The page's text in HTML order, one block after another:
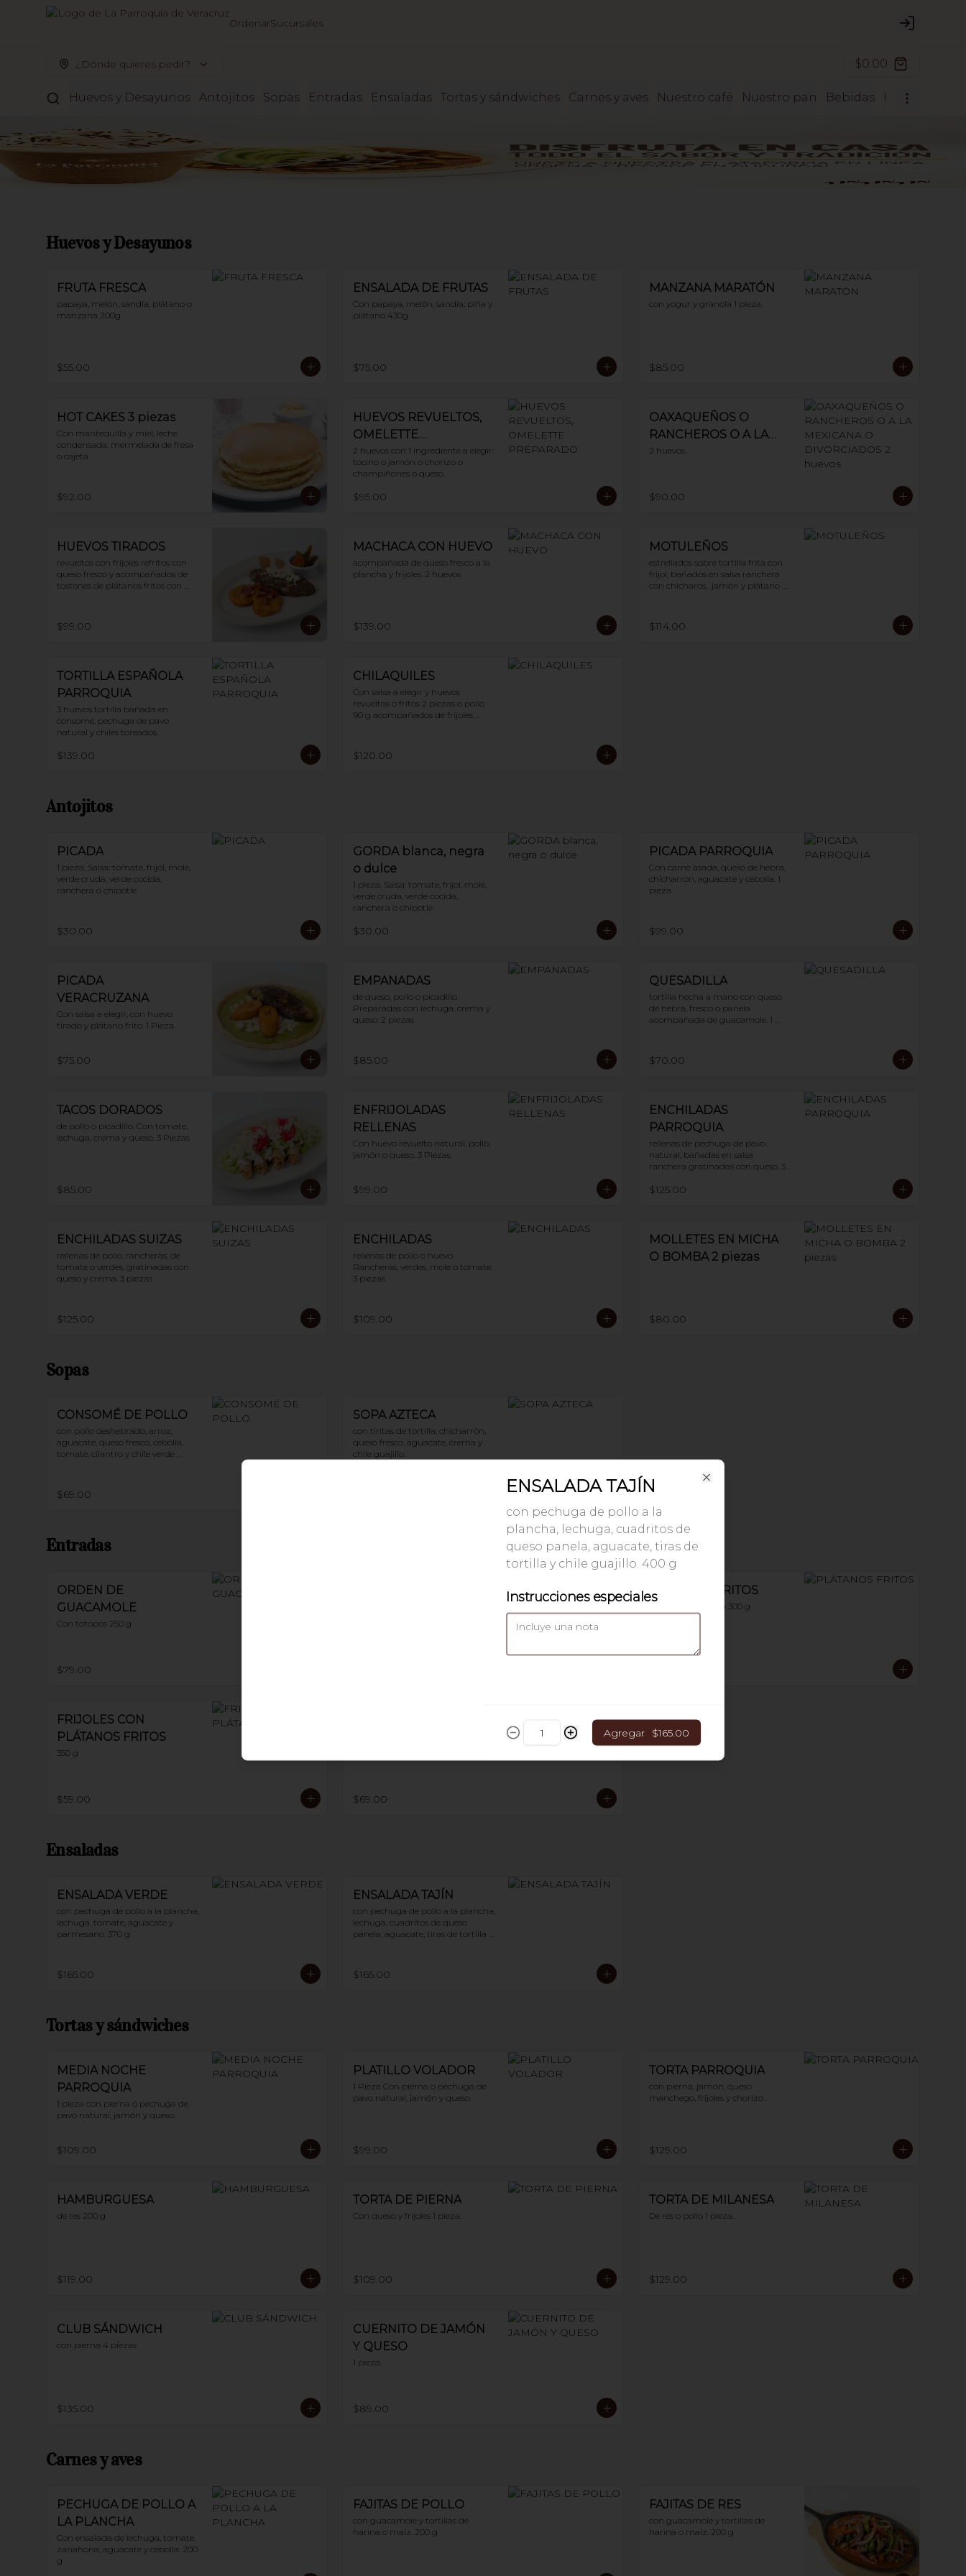
OrdenarSucursales Login
¿Dónde quieres pedir? $0.00
Huevos y Desayunos Antojitos Sopas Entradas Ensaladas Tortas y sándwiches Carnes y aves Nuestro café Nuestro pan Bebidas Postres
Huevos y Desayunos
FRUTA FRESCA
papaya, melón, sandía, plátano o
manzana 200g
$55.00
ENSALADA DE FRUTAS
Con papaya, melón, sandía, piña y
plátano 430g.
$75.00
MANZANA MARATÓN
con yogur y granola 1 pieza.
$85.00
HOT CAKES 3 piezas
Con mantequilla y miel, leche
condensada, mermelada de fresa
o cajeta
$92.00
HUEVOS REVUELTOS,
OMELETTE
PREPARADO
2 huevos con 1 ingrediente a elegir:
tocino o jamón o chorizo o
champiñones o queso.
$95.00
OAXAQUEÑOS O
RANCHEROS O A LA
MEXICANA O
2 huevos.
$90.00
HUEVOS TIRADOS
revueltos con frijoles refritos con
queso fresco y acompañados de
tostones de plátanos fritos con
$99.00
MACHACA CON HUEVO
acompañada de queso fresco a la
plancha y frijoles. 2 huevos
$139.00
MOTULEÑOS
estrellados sobre tortilla frita con
frijol, bañados en salsa ranchera
con chícharos,  jamón y plátano
$114.00
TORTILLA ESPAÑOLA
PARROQUIA
3 huevos tortilla bañada en
consomé, pechuga de pavo
natural y chiles toreados.
$139.00
CHILAQUILES
Con salsa a elegir y huevos
revueltos o fritos 2 piezas o pollo
90 g acompañados de frijoles
$120.00
Antojitos
PICADA
1 pieza. Salsa: tomate, frijol, mole,
verde cruda, verde cocida,
ranchera o chipotle
$30.00
GORDA blanca, negra
o dulce
1 pieza. Salsa: tomate, frijol, mole,
verde cruda, verde cocida,
ranchera o chipotle
$30.00
PICADA PARROQUIA
Con carne asada, queso de hebra,
chicharrón, aguacate y cebolla. 1
pieza
$99.00
PICADA
VERACRUZANA
Con salsa a elegir, con huevo
tirado y plátano frito. 1 Pieza.
$75.00
EMPANADAS
de queso, pollo o picadillo.
Preparadas con lechuga, crema y
queso. 2 piezas
$85.00
QUESADILLA
tortilla hecha a mano con queso
de hebra, fresco o panela
acompañada de guacamole. 1
$70.00
TACOS DORADOS
de pollo o picadillo. Con tomate,
lechuga, crema y queso. 3 Piezas
$85.00
ENFRIJOLADAS
RELLENAS
Con huevo revuelto natural, pollo,
jamón o queso. 3 Piezas
$99.00
ENCHILADAS
PARROQUIA
rellenas de pechuga de pavo
natural, bañadas en salsa
ranchera gratinadas con queso. 3
$125.00
ENCHILADAS SUIZAS
rellenas de pollo, rancheras, de
tomate o verdes, gratinadas con
queso y crema. 3 piezas
$125.00
ENCHILADAS
rellenas de pollo o huevo.
Rancheras, verdes, mole o tomate.
3 piezas
$109.00
MOLLETES EN MICHA
O BOMBA 2 piezas
$80.00
Sopas
CONSOMÉ DE POLLO
con pollo deshebrado, arroz,
aguacate, queso fresco, cebolla,
tomate, cilantro y chile verde
$69.00
SOPA AZTECA
con tiritas de tortilla, chicharrón,
queso fresco, aguacate, crema y
chile guajillo.
Entradas
ORDEN DE
GUACAMOLE
Con totopos 250 g
$79.00
PLÁTANOS FRITOS
con crema y queso 300 g
FRIJOLES CON
PLÁTANOS FRITOS
350 g
$59.00 $69.00
Ensaladas
ENSALADA VERDE
con pechuga de pollo a la plancha,
lechuga, tomate, aguacate y
parmesano. 370 g
$165.00
ENSALADA TAJÍN
con pechuga de pollo a la plancha,
lechuga, cuadritos de queso
panela, aguacate, tiras de tortilla y
$165.00
Tortas y sándwiches
MEDIA NOCHE
PARROQUIA
1 pieza con pierna o pechuga de
pavo natural, jamón y queso.
$109.00
PLATILLO VOLADOR
1 Pieza Con pierna o pechuga de
pavo natural, jamón y queso
$99.00
TORTA PARROQUIA
con pierna, jamón, queso
manchego, frijoles y chorizo .
$129.00
HAMBURGUESA
de res 200 g
$119.00
TORTA DE PIERNA
Con queso y frijoles 1 pieza.
$109.00
TORTA DE MILANESA
De res o pollo 1 pieza.
$129.00
CLUB SÁNDWICH
con pierna 4 piezas
$135.00
CUERNITO DE JAMÓN
Y QUESO
1 pieza.
$89.00
Carnes y aves
PECHUGA DE POLLO A
LA PLANCHA
Con ensalada de lechuga, tomate,
zanahoria, aguacate y cebolla. 200
g
FAJITAS DE POLLO
con guacamole y tortillas de
harina o maíz. 200 g
FAJITAS DE RES
con guacamole y tortillas de
harina o maíz. 200 g
ENSALADA TAJÍN
con pechuga de pollo a la
plancha, lechuga, cuadritos de
queso panela, aguacate, tiras de
tortilla y chile guajillo. 400 g
Instrucciones especiales
Agregar $165.00